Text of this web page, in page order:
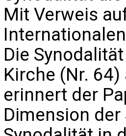
Mit Verweis
Die
Kirche (Nr.
erinnert der
Dimension der